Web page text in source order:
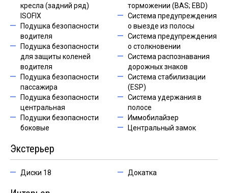
кресла (задний ряд)
ISOFIX
Подушка безопасности
водителя
Подушка безопасности
для защиты коленей
водителя
Подушка безопасности
пассажира
Подушка безопасности
центральная
Подушки безопасности
боковые
торможении (BAS; EBD)
Система предупреждения
о выезде из полосы
Система предупреждения
о столкновении
Система распознавания
дорожных знаков
Система стабилизации
(ESP)
Система удержания в
полосе
Иммобилайзер
Центральный замок
Экстерьер
Диски 18 Докатка